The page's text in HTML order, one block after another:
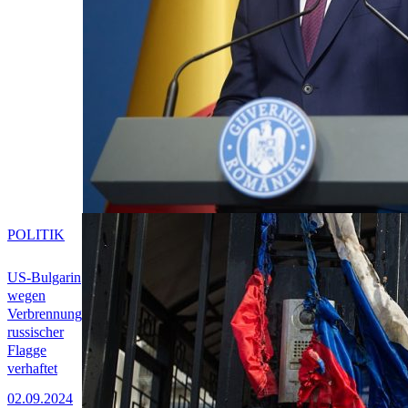
US-Bulgarin
wegen
Verbrennung
russischer
Flagge
verhaftet
02.09.2024
POLITIK